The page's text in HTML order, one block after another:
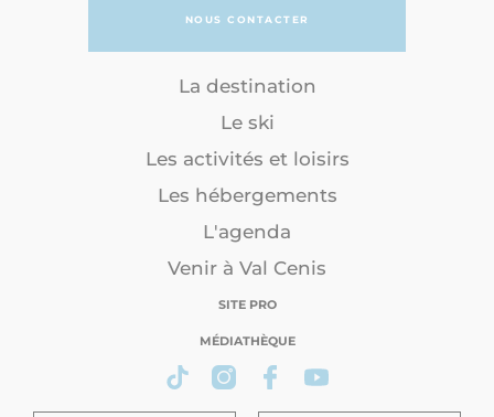
NOUS CONTACTER
La destination
Le ski
Les activités et loisirs
Les hébergements
L'agenda
Venir à Val Cenis
SITE PRO
MÉDIATHÈQUE